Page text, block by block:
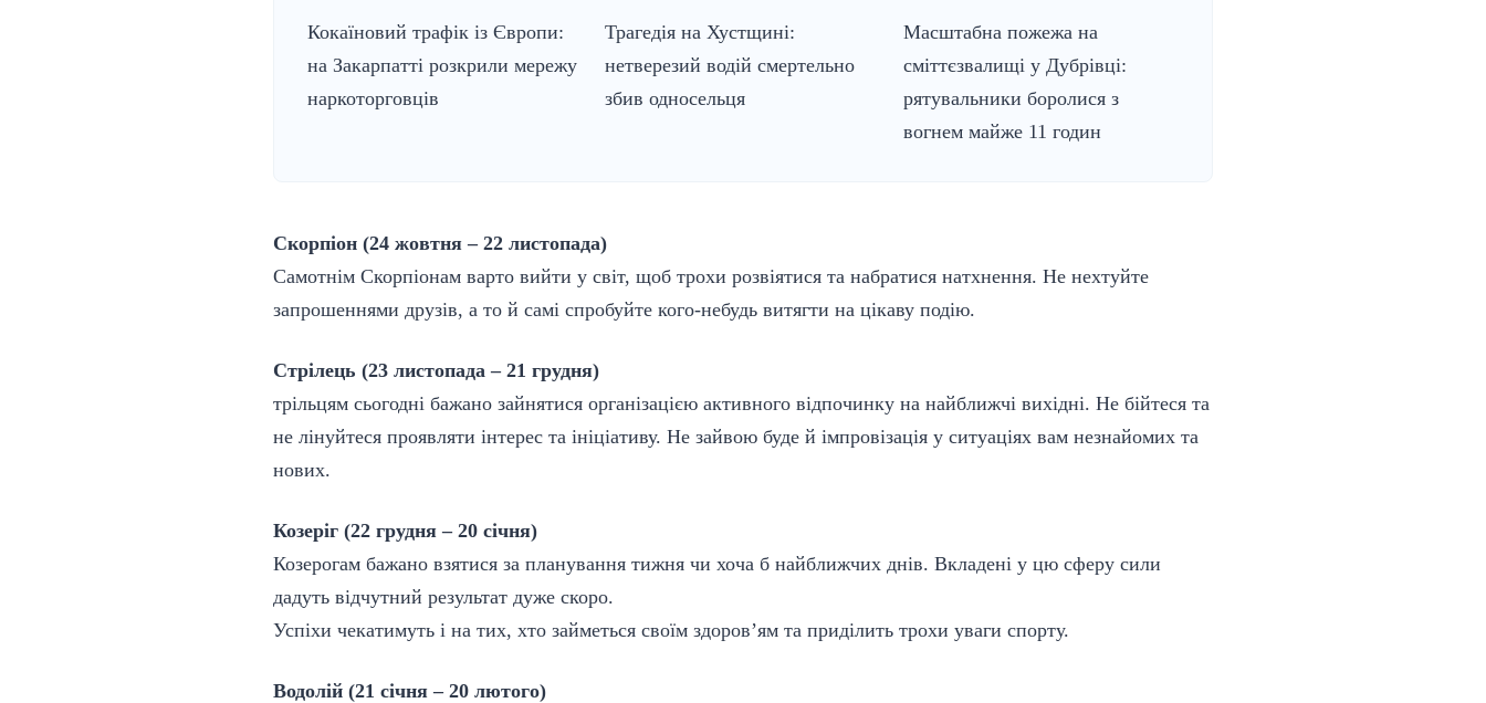
Кокаїновий трафік із Європи:
на Закарпатті розкрили мережу
наркоторговців
Трагедія на Хустщині:
нетверезий водій смертельно
збив односельця
Масштабна пожежа на
сміттєзвалищі у Дубрівці:
рятувальники боролися з
вогнем майже 11 годин
Скорпіон (24 жовтня – 22 листопада)
Самотнім Скорпіонам варто вийти у світ, щоб трохи розвіятися та набратися натхнення. Не нехтуйте
запрошеннями друзів, а то й самі спробуйте кого-небудь витягти на цікаву подію.
Стрілець (23 листопада – 21 грудня)
трільцям сьогодні бажано зайнятися організацією активного відпочинку на найближчі вихідні. Не бійтеся та
не лінуйтеся проявляти інтерес та ініціативу. Не зайвою буде й імпровізація у ситуаціях вам незнайомих та
нових.
Козеріг (22 грудня – 20 січня)
Козерогам бажано взятися за планування тижня чи хоча б найближчих днів. Вкладені у цю сферу сили
дадуть відчутний результат дуже скоро.
Успіхи чекатимуть і на тих, хто займеться своїм здоров’ям та приділить трохи уваги спорту.
Водолій (21 січня – 20 лютого)